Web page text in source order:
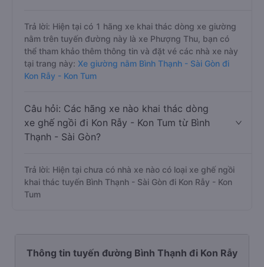
Trả lời: Hiện tại có 1 hãng xe khai thác dòng xe giường
nằm trên tuyến đường này là xe Phượng Thu, bạn có
thể tham khảo thêm thông tin và đặt vé các nhà xe này
tại trang này: Xe giường nằm Bình Thạnh - Sài Gòn đi
Kon Rẫy - Kon Tum
Câu hỏi: Các hãng xe nào khai thác dòng
xe ghế ngồi đi Kon Rẫy - Kon Tum từ Bình
Thạnh - Sài Gòn?
Trả lời: Hiện tại chưa có nhà xe nào có loại xe ghế ngồi
khai thác tuyến Bình Thạnh - Sài Gòn đi Kon Rẫy - Kon
Tum
Thông tin tuyến đường Bình Thạnh đi Kon Rẫy